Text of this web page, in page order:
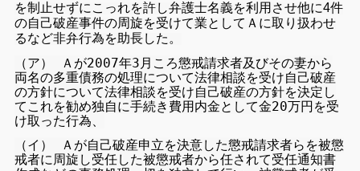
を制止せずにこっれを許し弁護士名義を利用させ他に4件
の自己破産事件の周旋を受けて業としてＡに取り扱わせ
るなど非弁行為を助長した。
（ア） Ａが2007年3月ころ懲戒請求者及びその妻から
両名の多重債務の処理について法律相談を受け自己破産
の方針について法律相談を受け自己破産の方針を決定し
てこれを勧め独自に手続き費用内金として金20万円を受
け取った行為、
（イ） Ａが自己破産申立を決意した懲戒請求者らを被懲
戒者に周旋し受任した被懲戒者から任されて受任通知書